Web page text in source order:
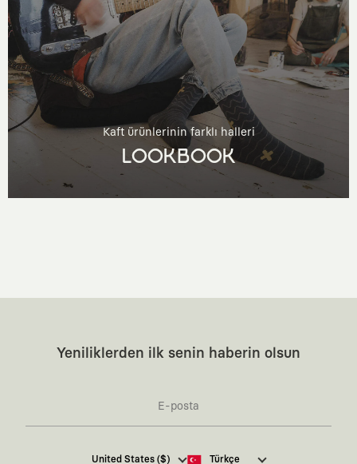
Kaft ürünlerinin farklı halleri
LOOKBOOK
Yeniliklerden ilk senin haberin olsun
Kaft Tasarım Tekstil Sanayi ve Ticaret Anonim
United States ($) Türkçe